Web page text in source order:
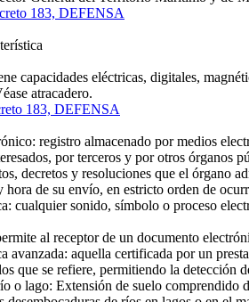
183, DEFENSA
capacidades eléctricas, digitales,
atracadero.
183, DEFENSA
registro almacenado por medios
por terceros y por otros órganos
decretos y resoluciones que el órgano
hora de su envío, en estricto orden de
cualquier sonido, símbolo o proceso
al receptor de un documento
aquella certificada por un
que se refiere, permitiendo la
lago: Extensión de suelo comprendido